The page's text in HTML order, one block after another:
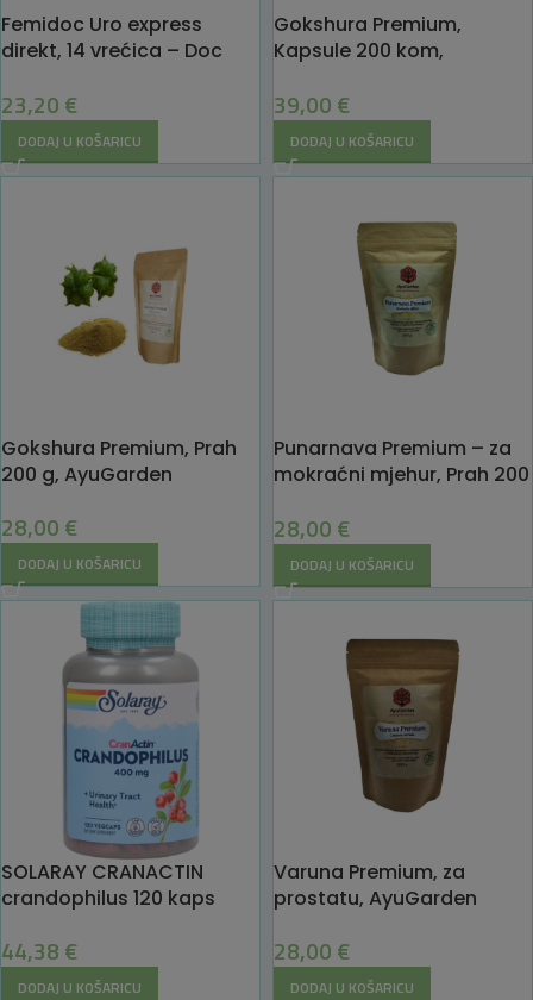
Femidoc Uro express
direkt, 14 vrećica – Doc
23,20 €
DODAJ U KOŠARICU
Gokshura Premium,
Kapsule 200 kom,
39,00 €
DODAJ U KOŠARICU
Gokshura Premium, Prah
200 g, AyuGarden
28,00 €
DODAJ U KOŠARICU
Punarnava Premium – za
mokraćni mjehur, Prah 200
28,00 €
DODAJ U KOŠARICU
SOLARAY CRANACTIN
crandophilus 120 kaps
44,38 €
DODAJ U KOŠARICU
Varuna Premium, za
prostatu, AyuGarden
28,00 €
DODAJ U KOŠARICU